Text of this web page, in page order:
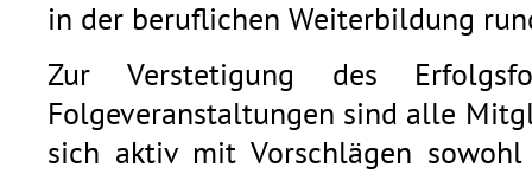
in der beruflichen Weiterbildung
Zur Verstetigung des
Folgeveranstaltungen sind alle
sich aktiv mit Vorschlägen